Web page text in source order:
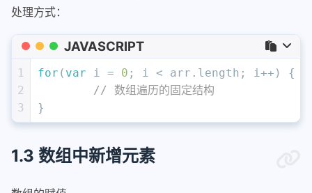
处理方式：
JAVASCRIPT
1
2
3
for ( var i = 0 ; i < arr. length ; i++) {
// 数组遍历的固定结构
}
1.3 数组中新增元素